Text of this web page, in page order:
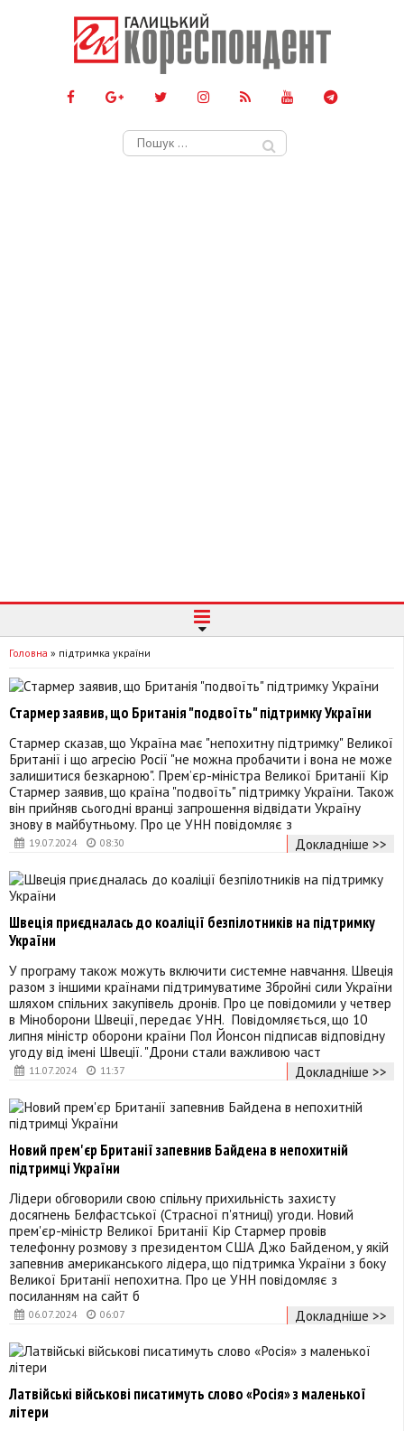
Пошук:
Головна » підтримка україни
19.07.2024 08:30
Стармер заявив, що Британія "подвоїть" підтримку України
Стармер сказав, що Україна має "непохитну підтримку" Великої
Британії і що агресію Росії "не можна пробачити і вона не може
залишитися безкарною". Прем’єр-міністра Великої Британії Кір
Стармер заявив, що країна "подвоїть" підтримку України. Також
він прийняв сьогодні вранці запрошення відвідати Україну
знову в майбутньому. Про це УНН повідомляє з
Докладніше >>
11.07.2024 11:37
Швеція приєдналась до коаліції безпілотників на підтримку
України
У програму також можуть включити системне навчання. Швеція
разом з іншими країнами підтримуватиме Збройні сили України
шляхом спільних закупівель дронів. Про це повідомили у четвер
в Міноборони Швеції, передає УНН. Повідомляється, що 10
липня міністр оборони країни Пол Йонсон підписав відповідну
угоду від імені Швеції. "Дрони стали важливою част
Докладніше >>
06.07.2024 06:07
Новий прем'єр Британії запевнив Байдена в непохитній
підтримці України
Лідери обговорили свою спільну прихильність захисту
досягнень Белфастської (Страсної п'ятниці) угоди. Новий
прем'єр-міністр Великої Британії Кір Стармер провів
телефонну розмову з президентом США Джо Байденом, у якій
запевнив американського лідера, що підтримка України з боку
Великої Британії непохитна. Про це УНН повідомляє з
посиланням на сайт б
Докладніше >>
Латвійські військові писатимуть слово «Росія» з маленької
літери